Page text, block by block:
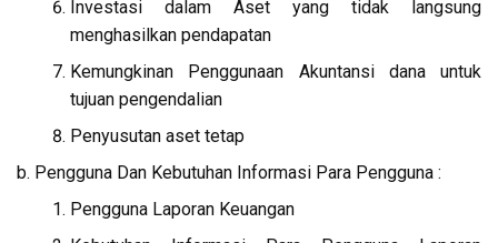
Investasi dalam Aset yang tidak langsung
menghasilkan pendapatan
Kemungkinan Penggunaan Akuntansi dana untuk
tujuan pengendalian
Penyusutan aset tetap
b. Pengguna Dan Kebutuhan Informasi Para Pengguna :
Pengguna Laporan Keuangan